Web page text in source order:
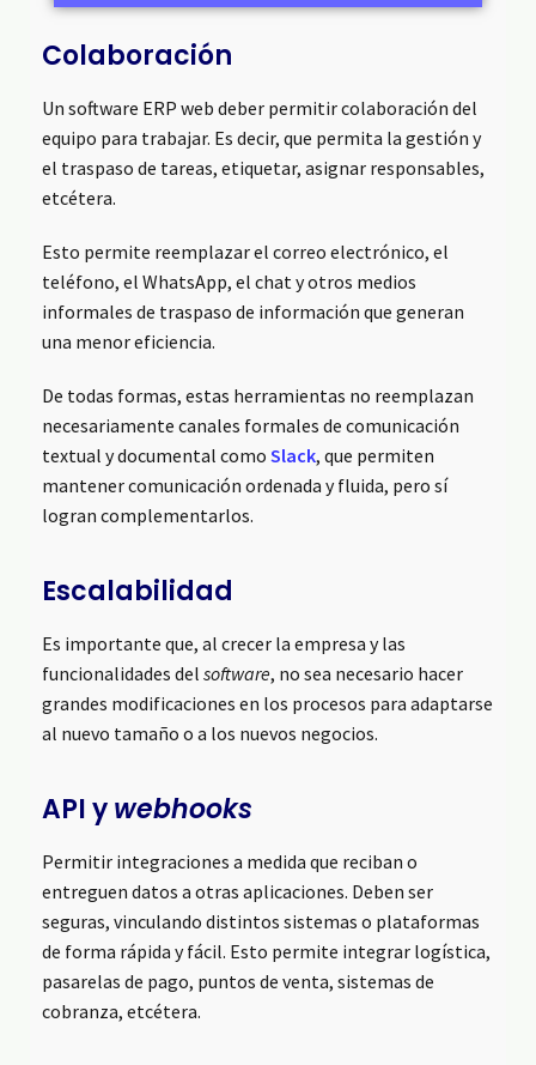
Colaboración
Un software ERP web deber permitir colaboración del
equipo para trabajar. Es decir, que permita la gestión y
el traspaso de tareas, etiquetar, asignar responsables,
etcétera.
Esto permite reemplazar el correo electrónico, el
teléfono, el WhatsApp, el chat y otros medios
informales de traspaso de información que generan
una menor eficiencia.
De todas formas, estas herramientas no reemplazan
necesariamente canales formales de comunicación
textual y documental como Slack, que permiten
mantener comunicación ordenada y fluida, pero sí
logran complementarlos.
Escalabilidad
Es importante que, al crecer la empresa y las
funcionalidades del software, no sea necesario hacer
grandes modificaciones en los procesos para adaptarse
al nuevo tamaño o a los nuevos negocios.
API ywebhooks
Permitir integraciones a medida que reciban o
entreguen datos a otras aplicaciones. Deben ser
seguras, vinculando distintos sistemas o plataformas
de forma rápida y fácil. Esto permite integrar logística,
pasarelas de pago, puntos de venta, sistemas de
cobranza, etcétera.